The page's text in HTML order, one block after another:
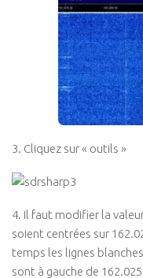
3. Cliquez sur « outils »
4. Il faut modifier la
soient centrées sur
temps les lignes
sont à gauche de